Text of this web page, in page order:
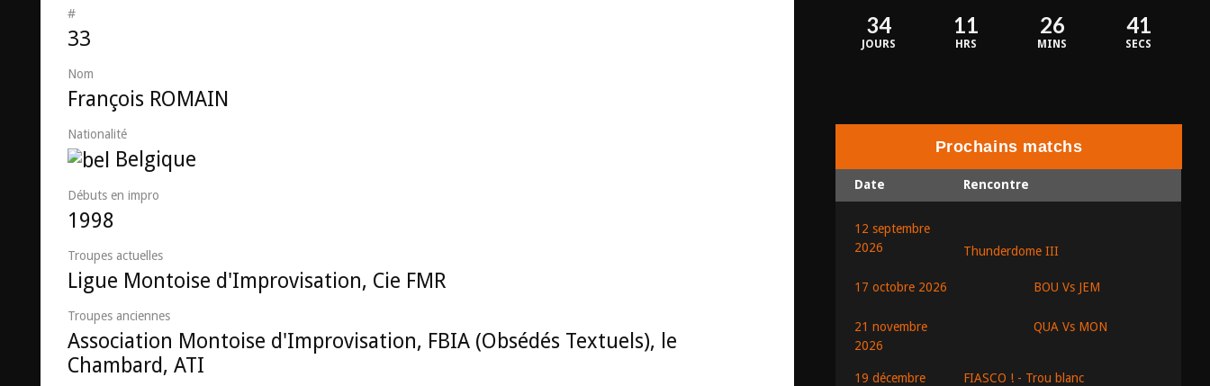
#
33
Nom
François ROMAIN
Nationalité
Belgique
Débuts en impro
1998
Troupes actuelles
Ligue Montoise d'Improvisation, Cie FMR
Troupes anciennes
Association Montoise d'Improvisation, FBIA (Obsédés Textuels), le
Chambard, ATI
34
JOURS
11
HRS
26
MINS
41
SECS
Prochains matchs
Date Rencontre
12 septembre
2026
Thunderdome III
17 octobre 2026 BOU Vs JEM
21 novembre
2026
QUA Vs MON
19 décembre
FIASCO ! - Trou blanc